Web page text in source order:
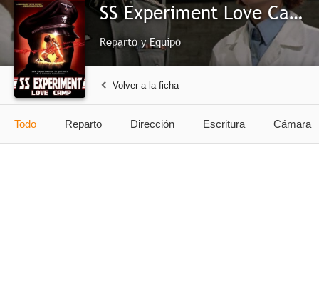
SS Experiment Love Camp
Reparto y Equipo
Volver a la ficha
Todo Reparto Dirección Escritura Cámara